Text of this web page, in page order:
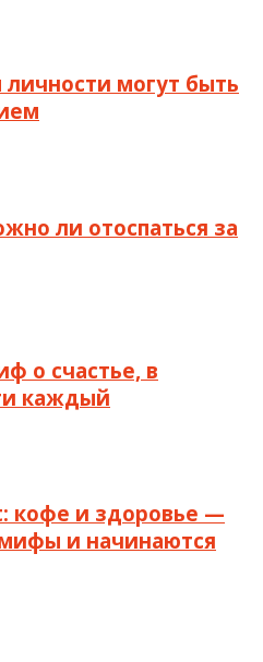
могут быть
ли отоспаться за
о счастье, в
каждый
кофе и здоровье —
и начинаются